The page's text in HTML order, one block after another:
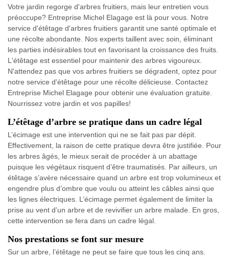
Votre jardin regorge d'arbres fruitiers, mais leur entretien vous
préoccupe? Entreprise Michel Elagage est là pour vous. Notre
service d'étêtage d'arbres fruitiers garantit une santé optimale et
une récolte abondante. Nos experts taillent avec soin, éliminant
les parties indésirables tout en favorisant la croissance des fruits.
L'étêtage est essentiel pour maintenir des arbres vigoureux.
N'attendez pas que vos arbres fruitiers se dégradent, optez pour
notre service d'étêtage pour une récolte délicieuse. Contactez
Entreprise Michel Elagage pour obtenir une évaluation gratuite.
Nourrissez votre jardin et vos papilles!
L’étêtage d’arbre se pratique dans un cadre légal
L’écimage est une intervention qui ne se fait pas par dépit.
Effectivement, la raison de cette pratique devra être justifiée. Pour
les arbres âgés, le mieux serait de procéder à un abattage
puisque les végétaux risquent d’être traumatisés. Par ailleurs, un
étêtage s’avère nécessaire quand un arbre est trop volumineux et
engendre plus d’ombre que voulu ou atteint les câbles ainsi que
les lignes électriques. L’écimage permet également de limiter la
prise au vent d’un arbre et de revivifier un arbre malade. En gros,
cette intervention se fera dans un cadre légal.
Nos prestations se font sur mesure
Sur un arbre, l’étêtage ne peut se faire que tous les cinq ans.